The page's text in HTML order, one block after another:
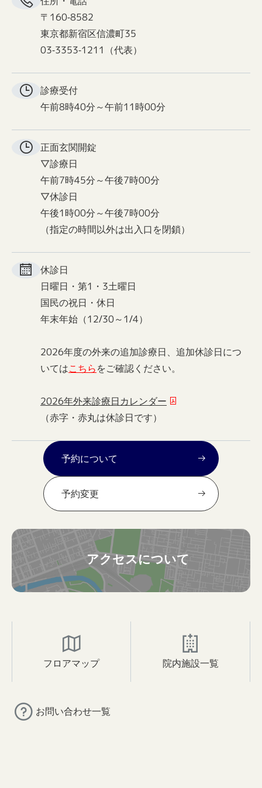
〒160-8582
東京都新宿区信濃町35
03-3353-1211（代表）
診療受付
午前8時40分～午前11時00分
正面玄関開錠
▽診療日
午前7時45分～午後7時00分
▽休診日
午後1時00分～午後7時00分
（指定の時間以外は出入口を閉鎖）
休診日
日曜日・第1・3土曜日
国民の祝日・休日
年末年始（12/30～1/4）
2026年度の外来の追加診療日、追加休診日につ
いてはこちらをご確認ください。
2026年外来診療日カレンダー
（赤字・赤丸は休診日です）
予約について
予約変更
アクセスについて
フロアマップ 院内施設一覧
お問い合わせ一覧